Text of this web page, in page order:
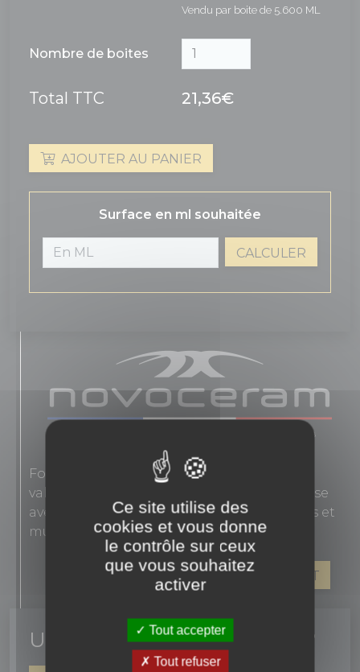
Vendu par boite de 5.600 ML
Nombre de boites
Total TTC 21,36€
AJOUTER AU PANIER
Surface en ml souhaitée
CALCULER
Fondée en 1863, Novoceram interprète les
valeurs authentiques de l'élégance française
avec des carreaux en grès cérame pour sols et
murs.
VOIR LES PRODUITS DE CE FABRICANT
Un conseil ? une question ?
Ce site utilise des
cookies et vous donne
le contrôle sur ceux
que vous souhaitez
activer
Tout accepter
Tout refuser